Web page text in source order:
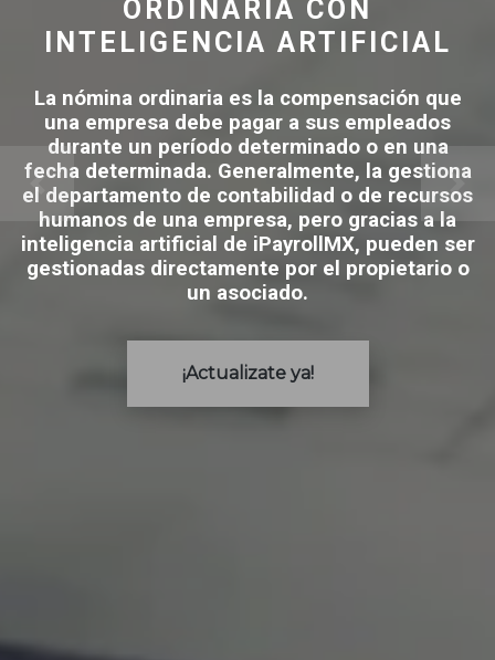
ORDINARIA CON
INTELIGENCIA ARTIFICIAL
La nómina ordinaria es la compensación que
una empresa debe pagar a sus empleados
durante un período determinado o en una
fecha determinada. Generalmente, la gestiona
el departamento de contabilidad o de recursos
humanos de una empresa, pero gracias a la
inteligencia artificial de iPayrollMX, pueden ser
gestionadas directamente por el propietario o
un asociado.
¡Actualizate ya!